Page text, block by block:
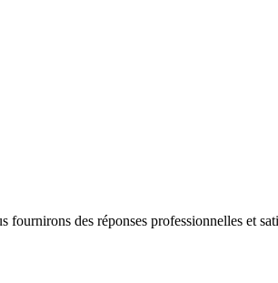
des réponses professionnelles et